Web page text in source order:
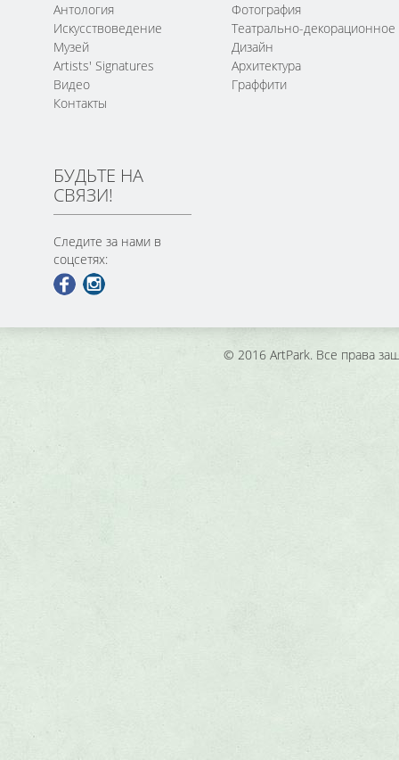
Антология
Искусствоведение
Музей
Artists' Signatures
Видео
Контакты
Фотография
Театрально-декорационное
Дизайн
Архитектура
Граффити
БУДЬТЕ НА
СВЯЗИ!
Следите за нами в
соцсетях:
© 2016 ArtPark. Все права